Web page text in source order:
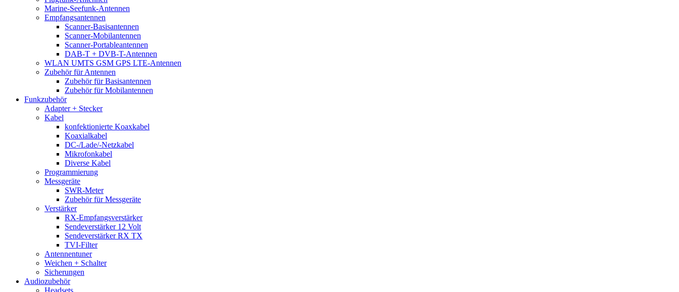
Marine-Seefunk-Antennen
Empfangsantennen
Scanner-Basisantennen
Scanner-Mobilantennen
Scanner-Portableantennen
DAB-T + DVB-T-Antennen
WLAN UMTS GSM GPS LTE-Antennen
Zubehör für Antennen
Zubehör für Basisantennen
Zubehör für Mobilantennen
Funkzubehör
Adapter + Stecker
Kabel
konfektionierte Koaxkabel
Koaxialkabel
DC-/Lade/-Netzkabel
Mikrofonkabel
Diverse Kabel
Programmierung
Messgeräte
SWR-Meter
Zubehör für Messgeräte
Verstärker
RX-Empfangsverstärker
Sendeverstärker 12 Volt
Sendeverstärker RX TX
TVI-Filter
Antennentuner
Weichen + Schalter
Sicherungen
Audiozubehör
Headsets